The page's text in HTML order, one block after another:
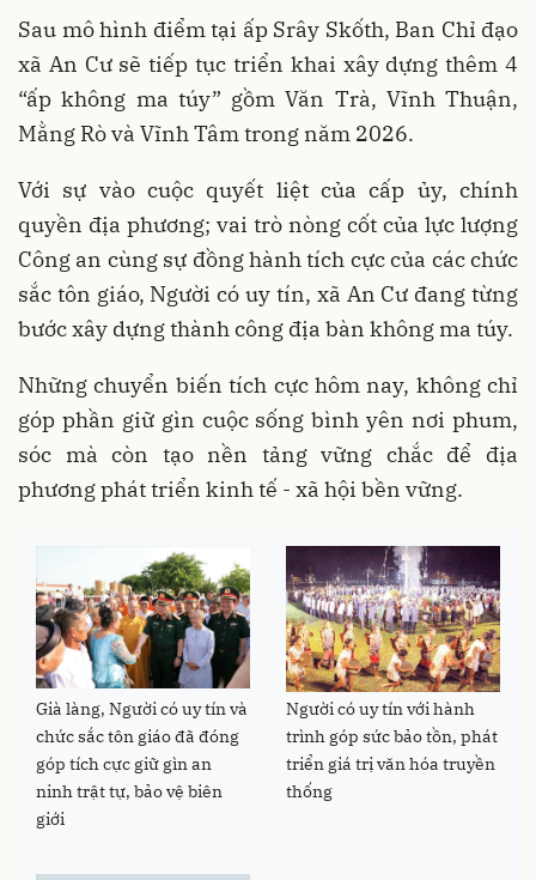
Sau mô hình điểm tại ấp Srây Skốth, Ban Chỉ đạo
xã An Cư sẽ tiếp tục triển khai xây dựng thêm 4
“ấp không ma túy” gồm Văn Trà, Vĩnh Thuận,
Mằng Rò và Vĩnh Tâm trong năm 2026.
Với sự vào cuộc quyết liệt của cấp ủy, chính
quyền địa phương; vai trò nòng cốt của lực lượng
Công an cùng sự đồng hành tích cực của các chức
sắc tôn giáo, Người có uy tín, xã An Cư đang từng
bước xây dựng thành công địa bàn không ma túy.
Những chuyển biến tích cực hôm nay, không chỉ
góp phần giữ gìn cuộc sống bình yên nơi phum,
sóc mà còn tạo nền tảng vững chắc để địa
phương phát triển kinh tế - xã hội bền vững.
Già làng, Người có uy tín và
chức sắc tôn giáo đã đóng
góp tích cực giữ gìn an
ninh trật tự, bảo vệ biên
giới
Người có uy tín với hành
trình góp sức bảo tồn, phát
triển giá trị văn hóa truyền
thống